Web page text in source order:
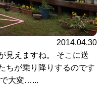
2014.04.30
見えますね。 そこに送
ちが乗り降りするのです
大変…...